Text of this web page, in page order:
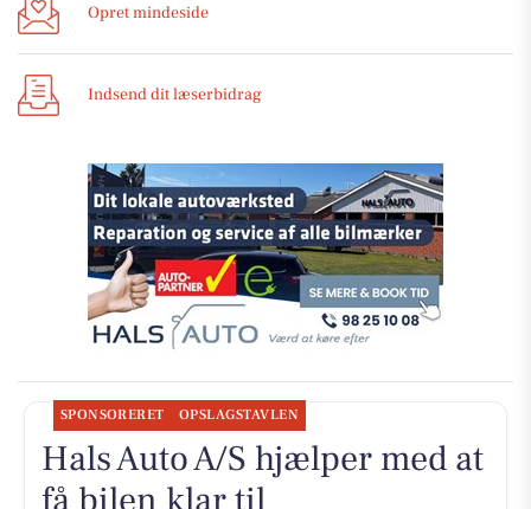
Opret mindeside
Indsend dit læserbidrag
SPONSORERET OPSLAGSTAVLEN
Hals Auto A/S hjælper med at